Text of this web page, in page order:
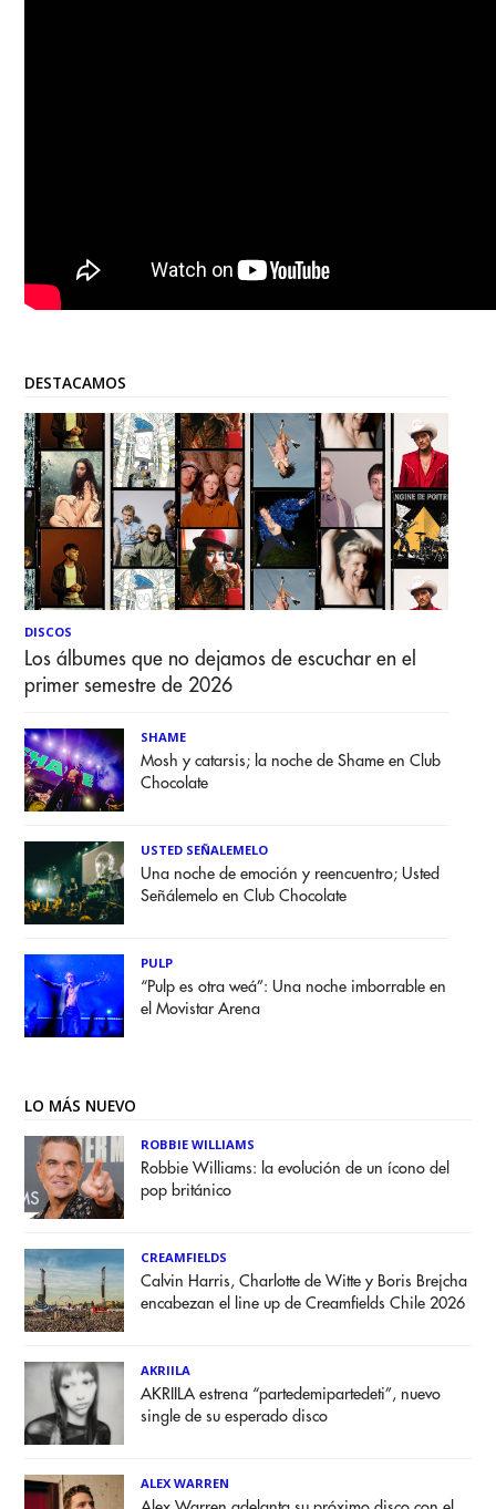
DESTACAMOS
DISCOS
Los álbumes que no dejamos de escuchar en el
primer semestre de 2026
SHAME
Mosh y catarsis; la noche de Shame en Club
Chocolate
USTED SEÑALEMELO
Una noche de emoción y reencuentro; Usted
Señálemelo en Club Chocolate
PULP
“Pulp es otra weá”: Una noche imborrable en
el Movistar Arena
LO MÁS NUEVO
ROBBIE WILLIAMS
Robbie Williams: la evolución de un ícono del
pop británico
CREAMFIELDS
Calvin Harris, Charlotte de Witte y Boris Brejcha
encabezan el line up de Creamfields Chile 2026
AKRIILA
AKRIILA estrena “partedemipartedeti”, nuevo
single de su esperado disco
ALEX WARREN